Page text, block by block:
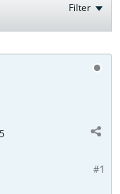
Filter
#1